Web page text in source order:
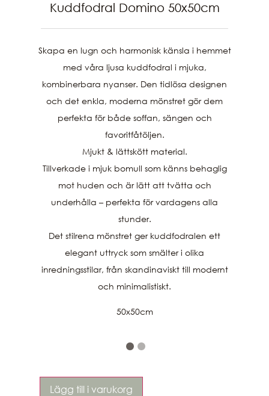
Kuddfodral Domino 50x50cm
Skapa en lugn och harmonisk känsla i hemmet
med våra ljusa kuddfodral i mjuka,
kombinerbara nyanser. Den tidlösa designen
och det enkla, moderna mönstret gör dem
perfekta för både soffan, sängen och
favoritfåtöljen.
Mjukt & lättskött material.
Tillverkade i mjuk bomull som känns behaglig
mot huden och är lätt att tvätta och
underhålla – perfekta för vardagens alla
stunder.
Det stilrena mönstret ger kuddfodralen ett
elegant uttryck som smälter i olika
inredningsstilar, från skandinaviskt till modernt
och minimalistiskt.
50x50cm
Lägg till i varukorg